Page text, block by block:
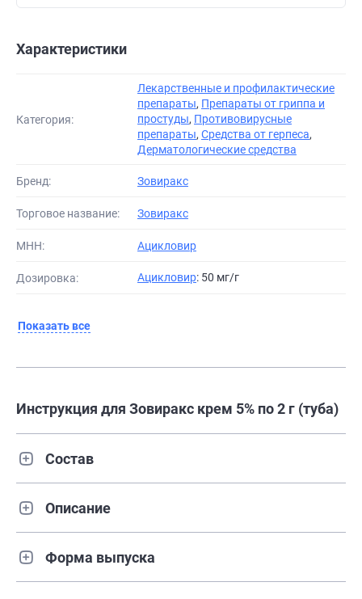
Характеристики
Категория:
Лекарственные и профилактические
препараты, Препараты от гриппа и
простуды, Противовирусные
препараты, Средства от герпеса,
Дерматологические средства
Бренд: Зовиракс
Торговое название: Зовиракс
МНН: Ацикловир
Дозировка: Ацикловир: 50 мг/г
Показать все
Инструкция для Зовиракс крем 5% по 2 г (туба)
Состав
Описание
Форма выпуска